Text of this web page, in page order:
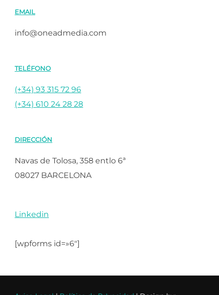
EMAIL
info@oneadmedia.com
TELÉFONO
(+34) 93 315 72 96
(+34) 610 24 28 28
DIRECCIÓN
Navas de Tolosa, 358 entlo 6ª
08027 BARCELONA
Linkedin
[wpforms id=»6″]